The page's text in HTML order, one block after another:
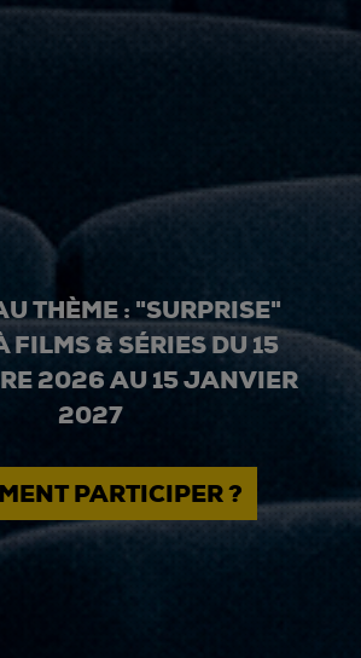
THÈME : "SURPRISE"
FILMS & SÉRIES DU 15
2026 AU 15 JANVIER
2027
PARTICIPER ?